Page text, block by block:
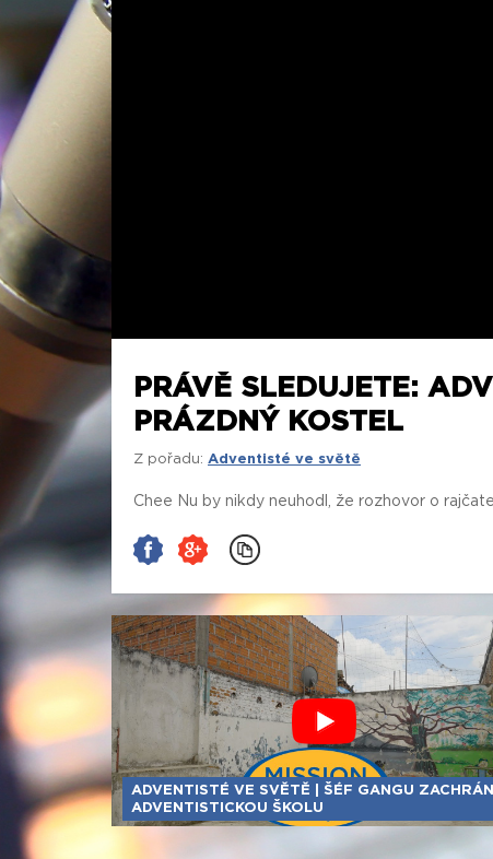
PRÁVĚ SLEDUJETE:
PRÁZDNÝ KOSTEL
Z pořadu: Adventisté ve světě
Chee Nu by nikdy neuhodl, že rozhovor o
ADVENTISTÉ VE SVĚTĚ | ŠÉF GANGU ZACHRÁNÍ
ADVENTISTICKOU ŠKOLU